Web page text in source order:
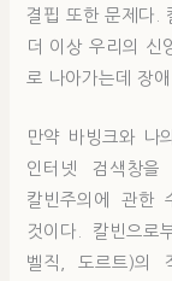
결핍 또한 문제다.
더 이상 우리의 신
로 나아가는데 장
만약 바빙크와 나
인터넷 검색창을
칼빈주의에 관한
것이다. 칼빈으로
벨직, 도르트)의